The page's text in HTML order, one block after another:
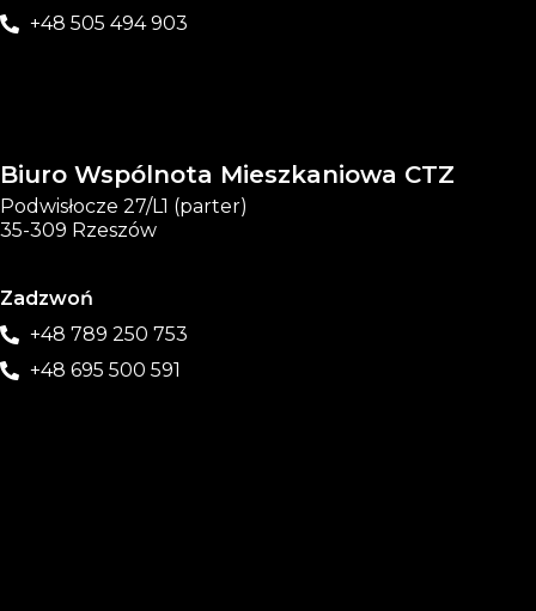
+48 505 494 903
Biuro Wspólnota Mieszkaniowa CTZ
Podwisłocze 27/L1 (parter)
35-309 Rzeszów
Zadzwoń
+48 789 250 753
+48 695 500 591